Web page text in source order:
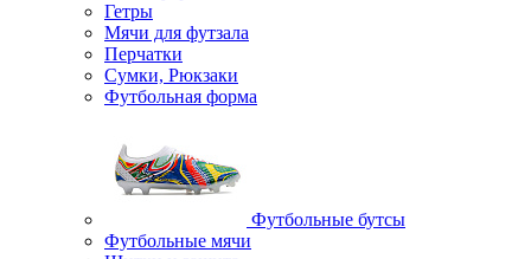
Гетры
Мячи для футзала
Перчатки
Сумки, Рюкзаки
Футбольная форма
Футбольные бутсы
Футбольные мячи